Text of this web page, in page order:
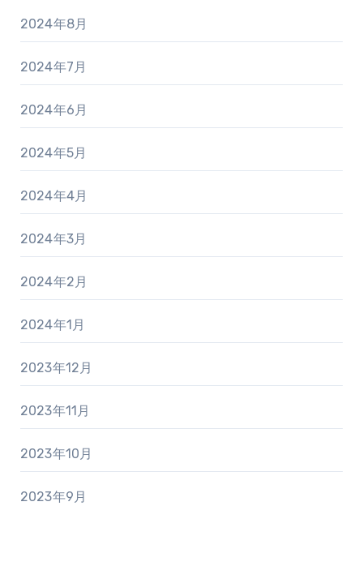
2024年8月
2024年7月
2024年6月
2024年5月
2024年4月
2024年3月
2024年2月
2024年1月
2023年12月
2023年11月
2023年10月
2023年9月